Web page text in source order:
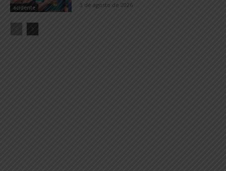
acidente 3 de agosto de 2026